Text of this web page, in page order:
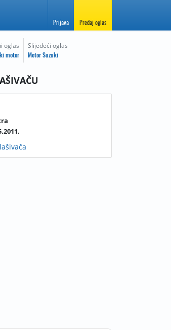
Prijava Predaj oglas
oglas
motor
Slijedeći oglas
Motor Suzuki